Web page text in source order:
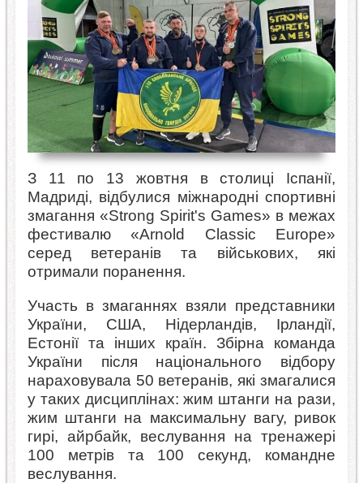
З 11 по 13 жовтня в столиці Іспанії,
Мадриді, відбулися міжнародні спортивні
змагання «Strong Spirit's Games» в межах
фестивалю «Arnold Classic Europe»
серед ветеранів та військових, які
отримали поранення.
Участь в змаганнях взяли представники
України, США, Нідерландів, Ірландії,
Естонії та інших країн. Збірна команда
України після національного відбору
нараховувала 50 ветеранів, які змагалися
у таких дисциплінах: жим штанги на рази,
жим штанги на максимальну вагу, ривок
гирі, айрбайк, веслування на тренажері
100 метрів та 100 секунд, командне
веслування.